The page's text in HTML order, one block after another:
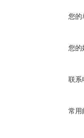
您的
您的
联系
常用